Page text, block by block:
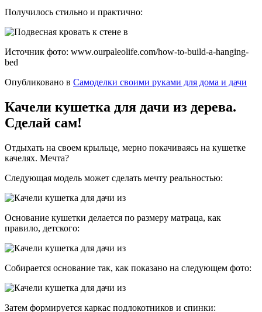
Получилось стильно и практично:
Источник фото: www.ourpaleolife.com/how-to-build-a-hanging-
bed
Опубликовано в Самоделки своими руками для дома и дачи
Качели кушетка для дачи из дерева.
Сделай сам!
Отдыхать на своем крыльце, мерно покачиваясь на кушетке
качелях. Мечта?
Следующая модель может сделать мечту реальностью:
Основание кушетки делается по размеру матраца, как
правило, детского:
Собирается основание так, как показано на следующем фото:
Затем формируется каркас подлокотников и спинки: